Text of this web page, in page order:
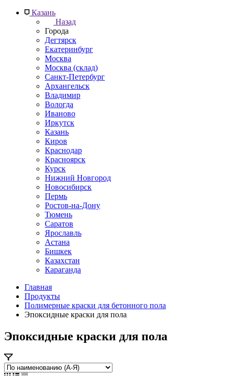
Казань
Назад
Города
Дегтярск
Екатеринбург
Москва
Москва (склад)
Санкт-Петербург
Архангельск
Владимир
Вологда
Иваново
Иркутск
Казань
Киров
Краснодар
Красноярск
Курск
Нижний Новгород
Новосибирск
Пермь
Ростов-на-Дону
Тюмень
Саратов
Ярославль
Астана
Бишкек
Казахстан
Караганда
Главная
Продукты
Полимерные краски для бетонного пола
Эпоксидные краски для пола
Эпоксидные краски для пола